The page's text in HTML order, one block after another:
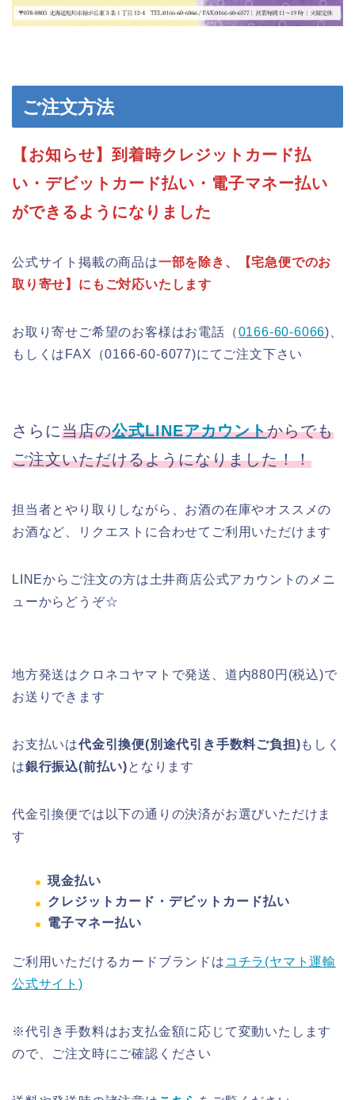
ご注文方法
【お知らせ】到着時クレジットカード払
い・デビットカード払い・電子マネー払い
ができるようになりました
公式サイト掲載の商品は一部を除き、【宅急便でのお
取り寄せ】にもご対応いたします
お取り寄せご希望のお客様はお電話（0166-60-6066)、
もしくはFAX（0166-60-6077)にてご注文下さい
さらに当店の公式LINEアカウントからでも
ご注文いただけるようになりました！！
担当者とやり取りしながら、お酒の在庫やオススメの
お酒など、リクエストに合わせてご利用いただけます
LINEからご注文の方は土井商店公式アカウントのメニ
ューからどうぞ☆
地方発送はクロネコヤマトで発送、道内880円(税込)で
お送りできます
お支払いは代金引換便(別途代引き手数料ご負担)もしく
は銀行振込(前払い)となります
代金引換便では以下の通りの決済がお選びいただけま
す
現金払い
クレジットカード・デビットカード払い
電子マネー払い
ご利用いただけるカードブランドは コチラ(ヤマト運輸
公式サイト)
※代引き手数料はお支払金額に応じて変動いたします
ので、ご注文時にご確認ください